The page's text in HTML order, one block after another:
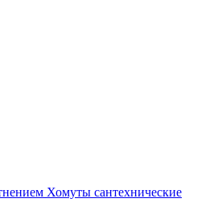
Хомуты сантехнические